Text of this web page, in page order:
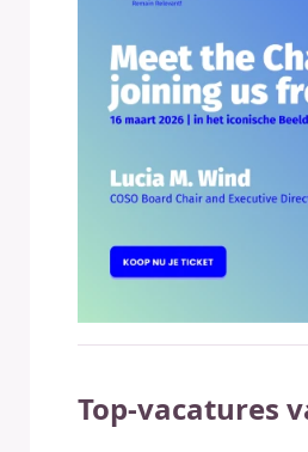
Top-vacatures